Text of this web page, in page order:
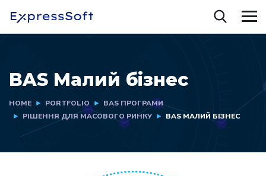
BAS Малий бізнес
HOME PORTFOLIO
BAS ПРОГРАМИ
РІШЕННЯ ДЛЯ МАСОВОГО РИНКУ
BAS МАЛИЙ БІЗНЕС